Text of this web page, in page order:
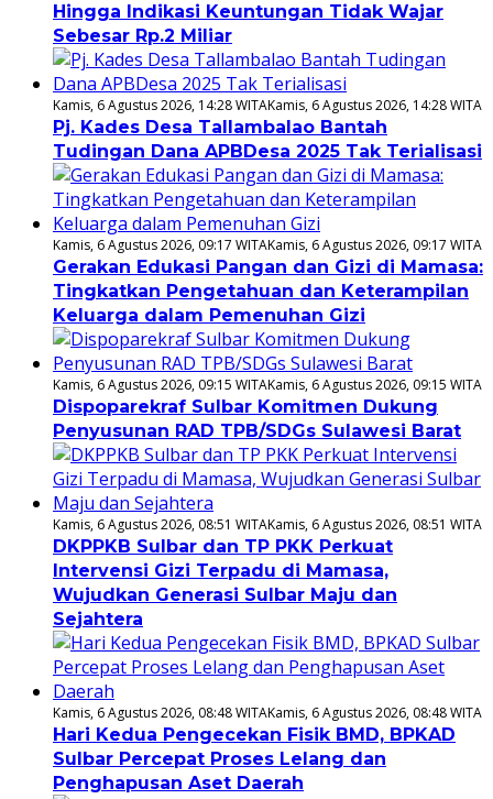
Hingga Indikasi Keuntungan Tidak Wajar
Sebesar Rp.2 Miliar
Kamis, 6 Agustus 2026, 14:28 WITAKamis, 6 Agustus 2026, 14:28 WITA
Pj. Kades Desa Tallambalao Bantah
Tudingan Dana APBDesa 2025 Tak Terialisasi
Kamis, 6 Agustus 2026, 09:17 WITAKamis, 6 Agustus 2026, 09:17 WITA
Gerakan Edukasi Pangan dan Gizi di Mamasa:
Tingkatkan Pengetahuan dan Keterampilan
Keluarga dalam Pemenuhan Gizi
Kamis, 6 Agustus 2026, 09:15 WITAKamis, 6 Agustus 2026, 09:15 WITA
Dispoparekraf Sulbar Komitmen Dukung
Penyusunan RAD TPB/SDGs Sulawesi Barat
Kamis, 6 Agustus 2026, 08:51 WITAKamis, 6 Agustus 2026, 08:51 WITA
DKPPKB Sulbar dan TP PKK Perkuat
Intervensi Gizi Terpadu di Mamasa,
Wujudkan Generasi Sulbar Maju dan
Sejahtera
Kamis, 6 Agustus 2026, 08:48 WITAKamis, 6 Agustus 2026, 08:48 WITA
Hari Kedua Pengecekan Fisik BMD, BPKAD
Sulbar Percepat Proses Lelang dan
Penghapusan Aset Daerah